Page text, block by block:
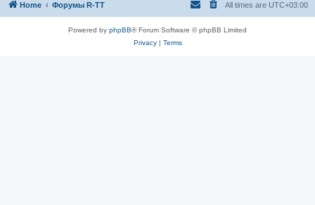
Home Форумы R-TT All times are UTC+03:00
Powered by phpBB® Forum Software © phpBB Limited
Privacy| Terms